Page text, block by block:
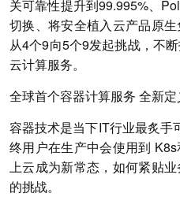
关可靠性提升到99.995%、
切换、将安全植入云产品原
从4个9向5个9发起挑战，不
云计算服务。
全球首个容器计算服务 全新
容器技术是当下IT行业最炙手
终用户在生产中会使用到
上云成为新常态，如何紧贴
的挑战。